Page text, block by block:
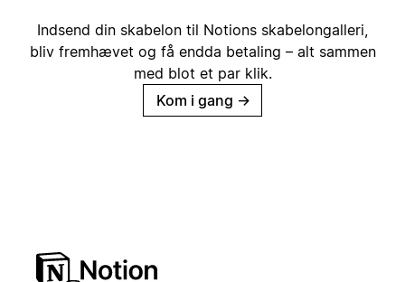
Indsend din skabelon til Notions skabelongalleri,
bliv fremhævet og få endda betaling – alt sammen
med blot et par klik.
Kom i gang →